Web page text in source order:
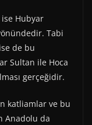
Hubyar
Tabi
de bu
Sultan ile Hoca
gerçeğidir.
katliamlar ve bu
Anadolu da